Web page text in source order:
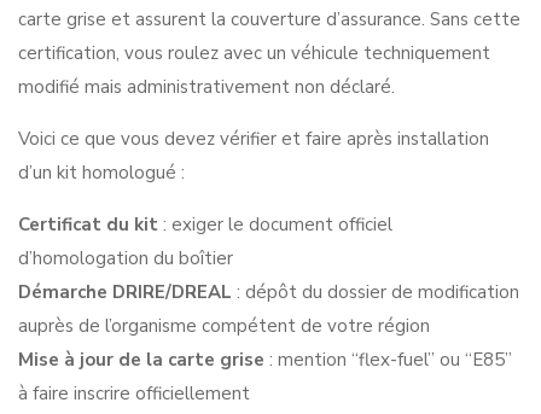
carte grise et assurent la couverture d’assurance. Sans cette
certification, vous roulez avec un véhicule techniquement
modifié mais administrativement non déclaré.
Voici ce que vous devez vérifier et faire après installation
d’un kit homologué :
Certificat du kit : exiger le document officiel
d’homologation du boîtier
Démarche DRIRE/DREAL : dépôt du dossier de modification
auprès de l’organisme compétent de votre région
Mise à jour de la carte grise : mention “flex-fuel” ou “E85”
à faire inscrire officiellement